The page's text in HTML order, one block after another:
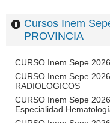
Cursos Inem
PROVINCIA
CURSO Inem Sepe
CURSO Inem Sepe
RADIOLOGICOS
CURSO Inem Sepe
Especialidad